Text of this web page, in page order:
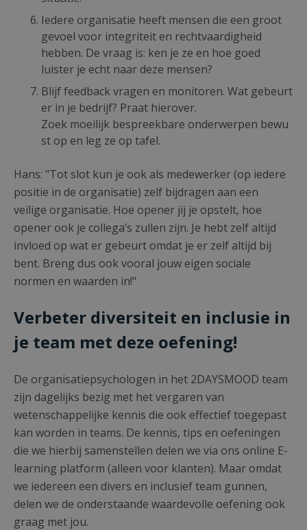
Iedere organisatie heeft mensen die een groot
gevoel voor integriteit en rechtvaardigheid
hebben. De vraag is: ken je ze en hoe goed
luister je echt naar deze mensen?
Blijf feedback vragen en monitoren. Wat gebeurt
er in je bedrijf? Praat hierover.
Zoek moeilijk bespreekbare onderwerpen bewu
st op en leg ze op tafel.
Hans: "Tot slot kun je ook als medewerker (op iedere
positie in de organisatie) zelf bijdragen aan een
veilige organisatie. Hoe opener jij je opstelt, hoe
opener ook je collega’s zullen zijn. Je hebt zelf altijd
invloed op wat er gebeurt omdat je er zelf altijd bij
bent. Breng dus ook vooral jouw eigen sociale
normen en waarden in!"
Verbeter diversiteit en inclusie in
je team met deze oefening!
De organisatiepsychologen in het 2DAYSMOOD team
zijn dagelijks bezig met het vergaren van
wetenschappelijke kennis die ook effectief toegepast
kan worden in teams. De kennis, tips en oefeningen
die we hierbij samenstellen delen we via ons online E-
learning platform (alleen voor klanten). Maar omdat
we iedereen een divers en inclusief team gunnen,
delen we de onderstaande waardevolle oefening ook
graag met jou.